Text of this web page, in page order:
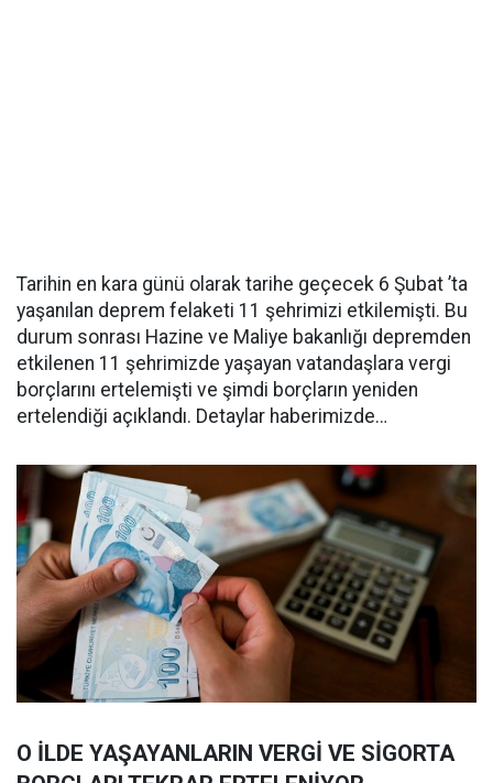
Tarihin en kara günü olarak tarihe geçecek 6 Şubat ’ta
yaşanılan deprem felaketi 11 şehrimizi etkilemişti. Bu
durum sonrası Hazine ve Maliye bakanlığı depremden
etkilenen 11 şehrimizde yaşayan vatandaşlara vergi
borçlarını ertelemişti ve şimdi borçların yeniden
ertelendiği açıklandı. Detaylar haberimizde…
O İLDE YAŞAYANLARIN VERGİ VE SİGORTA